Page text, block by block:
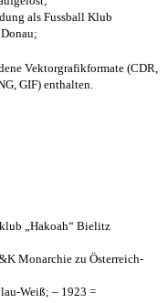
als Fussball Klub
Vektorgrafikformate (CDR,
GIF) enthalten.
„Hakoah“ Bielitz
Monarchie zu Österreich-
Weiß; – 1923 =